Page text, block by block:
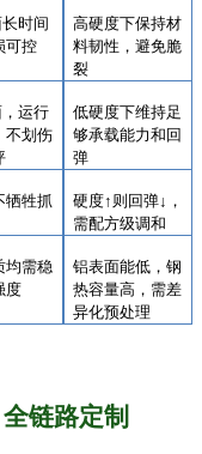
时间
可控
高硬度下保持材
料韧性，避免脆
裂
运行
不划伤
低硬度下维持足
够承载能力和回
弹
牺牲抓
硬度↑则回弹↓，
需配方级调和
均需稳
度
铝表面能低，钢
热容量高，需差
异化预处理
链路定制